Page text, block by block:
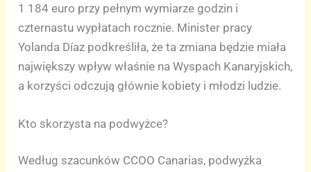
1 184 euro przy pełnym wymiarze godzin i
czternastu wypłatach rocznie. Minister pracy
Yolanda Díaz podkreśliła, że ta zmiana będzie miała
największy wpływ właśnie na Wyspach Kanaryjskich,
a korzyści odczują głównie kobiety i młodzi ludzie.
Kto skorzysta na podwyżce?
Według szacunków CCOO Canarias, podwyżka